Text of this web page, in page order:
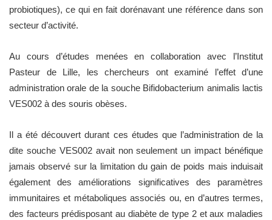
probiotiques), ce qui en fait dorénavant une référence dans son
secteur d’activité.
Au cours d’études menées en collaboration avec l’Institut
Pasteur de Lille, les chercheurs ont examiné l’effet d’une
administration orale de la souche Bifidobacterium animalis lactis
VES002 à des souris obèses.
Il a été découvert durant ces études que l’administration de la
dite souche VES002 avait non seulement un impact bénéfique
jamais observé sur la limitation du gain de poids mais induisait
également des améliorations significatives des paramètres
immunitaires et métaboliques associés ou, en d’autres termes,
des facteurs prédisposant au diabète de type 2 et aux maladies